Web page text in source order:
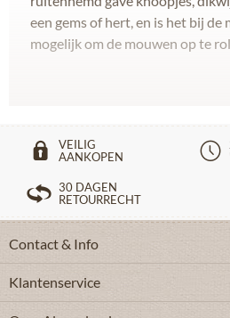
een gems of hert, en is het bij de
mogelijk om de mouwen op te
bepalen het aangezicht. De
zijn favoriet aan te treffen. Een
behalve in de Biergarten ook
paar jeans. Op die manier bent u
Sprankelende Tiroler
Het trachtenhemd zit door de
comfortabel. Verder heeft de
VEILIG
AANKOPEN
30 DAGEN
RETOURRECHT
Contact & Info
Klantenservice